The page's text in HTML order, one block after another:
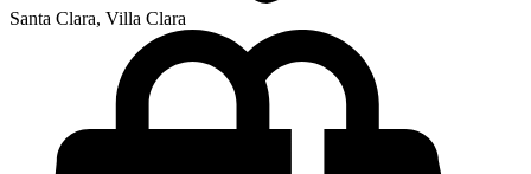
Santa Clara, Villa Clara